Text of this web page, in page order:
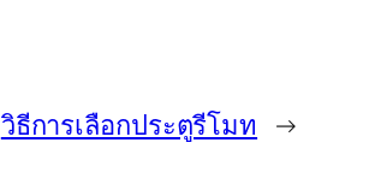
วิธีการเลือกประตูรีโมท →